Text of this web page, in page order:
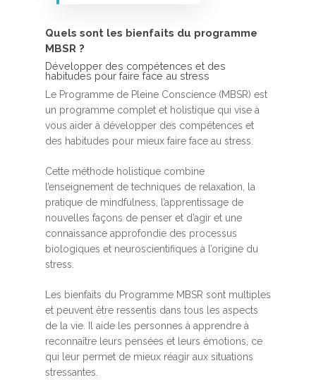
Quels sont les bienfaits du programme
MBSR ?
Développer des compétences et des
habitudes pour faire face au stress
Le Programme de Pleine Conscience (MBSR) est
un programme complet et holistique qui vise à
vous aider à développer des compétences et
des habitudes pour mieux faire face au stress.
Cette méthode holistique combine
l’enseignement de techniques de relaxation, la
pratique de mindfulness, l’apprentissage de
nouvelles façons de penser et d’agir et une
connaissance approfondie des processus
biologiques et neuroscientifiques à l’origine du
stress.
Les bienfaits du Programme MBSR sont multiples
et peuvent être ressentis dans tous les aspects
de la vie. Il aide les personnes à apprendre à
reconnaître leurs pensées et leurs émotions, ce
qui leur permet de mieux réagir aux situations
stressantes.